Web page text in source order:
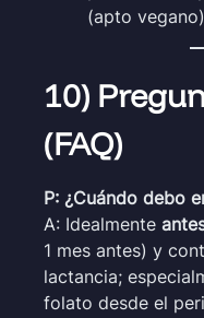
(apto
10)
(FAQ)
P: ¿Cuándo debo
A: Idealmente
1 mes antes) y
lactancia;
folato desde el